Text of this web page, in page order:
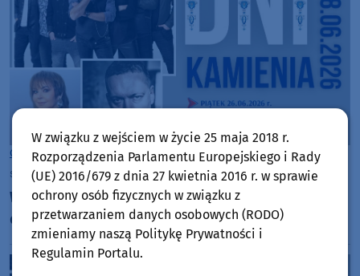
Gmina Kamień Krajeński
sobota, 27 czerwca 2026, 08:22
W sobotę (27.06) w Kamieniu Krajeńskim drugi
dzień święta miasta. Wystąpi Izabela Trojanowska
W związku z wejściem w życie 25 maja 2018 r.
Rozporządzenia Parlamentu Europejskiego i Rady
(UE) 2016/679 z dnia 27 kwietnia 2016 r. w sprawie
ochrony osób fizycznych w związku z
przetwarzaniem danych osobowych (RODO)
zmieniamy naszą Politykę Prywatności i
Regulamin Portalu.